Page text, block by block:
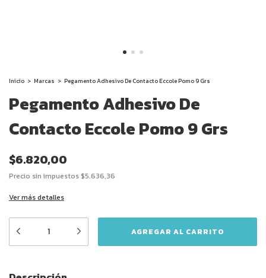
Inicio > Marcas > Pegamento Adhesivo De Contacto Eccole Pomo 9 Grs
Pegamento Adhesivo De
Contacto Eccole Pomo 9 Grs
$6.820,00
Precio sin impuestos$5.636,36
Ver más detalles